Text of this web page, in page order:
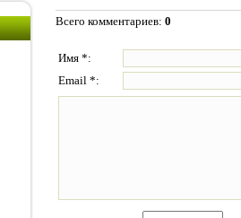
Всего комментариев: 0
Имя *:
Email *: